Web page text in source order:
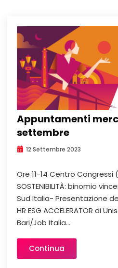
Appuntamenti
settembre
12 Settembre 2023
Ore 11-14 Centro Congressi
SOSTENIBILITÀ: binomio
Sud Italia- Presentazione
HR ESG ACCELERATOR di
Bari/Job Italia...
Continua